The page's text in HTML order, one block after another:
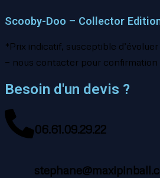
Scooby-Doo – Collector
*Prix indicatif, susceptible
— nous contacter pour confirmation
Besoin d'un devis ?
06.61.09.29.22